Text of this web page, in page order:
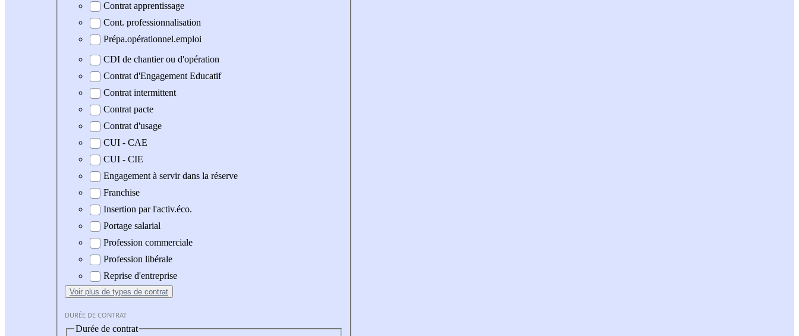
Contrat apprentissage
Cont. professionnalisation
Prépa.opérationnel.emploi
CDI de chantier ou d'opération
Contrat d'Engagement Educatif
Contrat intermittent
Contrat pacte
Contrat d'usage
CUI - CAE
CUI - CIE
Engagement à servir dans la réserve
Franchise
Insertion par l'activ.éco.
Portage salarial
Profession commerciale
Profession libérale
Reprise d'entreprise
Voir plus de types de contrat
DURÉE DE CONTRAT
Durée de contrat